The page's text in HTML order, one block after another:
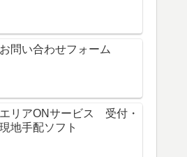
お問い合わせフォーム
エリアONサービス 受付・
現地手配ソフト